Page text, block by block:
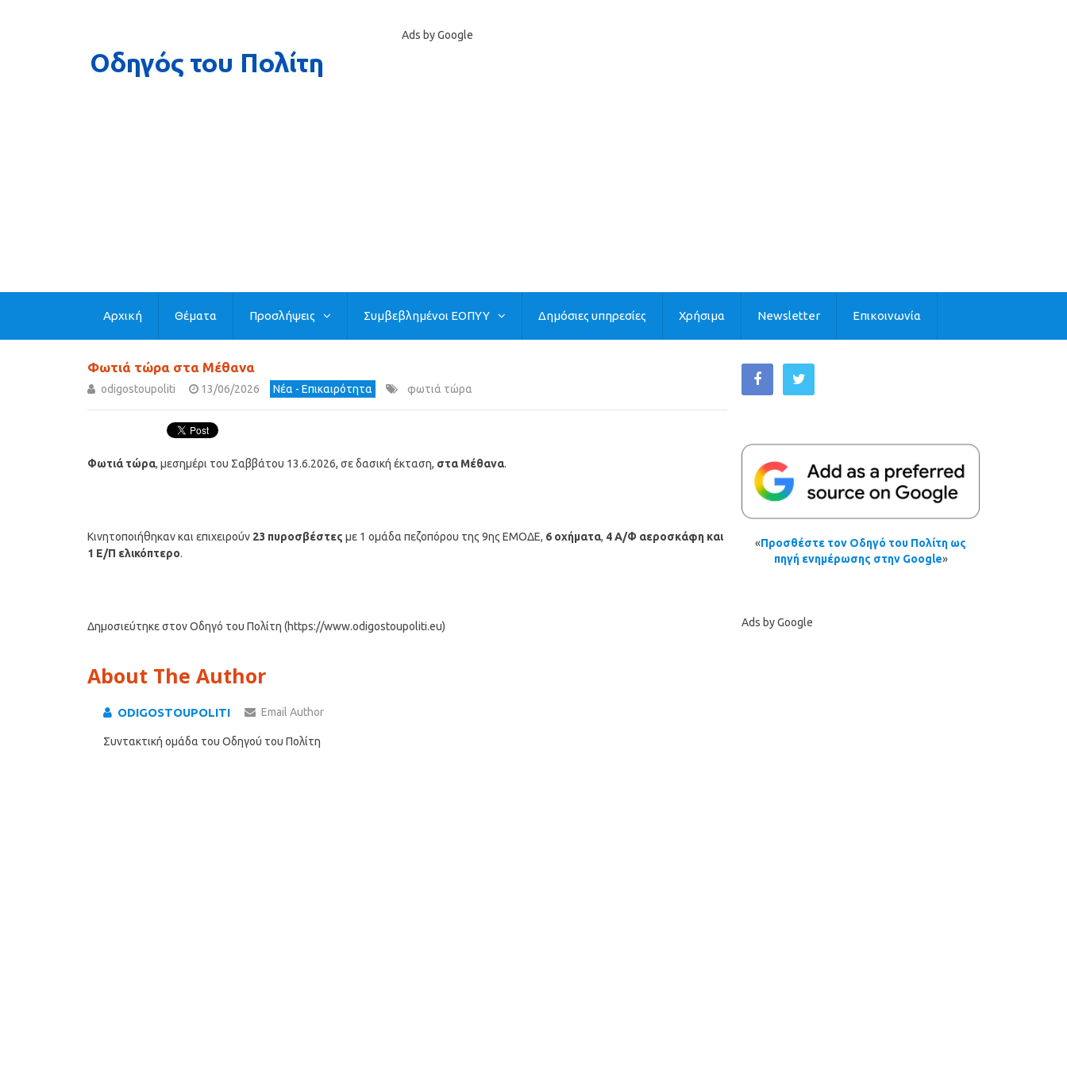
Ads by Google
Αρχική Θέματα Προσλήψεις Συμβεβλημένοι ΕΟΠΥΥ Δημόσιες υπηρεσίες Χρήσιμα Newsletter Επικοινωνία
Φωτιά τώρα στα Μέθανα
odigostoupoliti 13/06/2026 Νέα - Επικαιρότητα φωτιά τώρα
Φωτιά τώρα, μεσημέρι του Σαββάτου 13.6.2026, σε δασική έκταση, στα Μέθανα.
Κινητοποιήθηκαν και επιχειρούν 23 πυροσβέστες με 1 ομάδα πεζοπόρου της 9ης ΕΜΟΔΕ, 6 οχήματα, 4 Α/Φ αεροσκάφη και
1 Ε/Π ελικόπτερο.
Δημοσιεύτηκε στον Οδηγό του Πολίτη (https://www.odigostoupoliti.eu)
About The Author
ODIGOSTOUPOLITI Email Author
Συντακτική ομάδα του Οδηγού του Πολίτη
«Προσθέστε τον Οδηγό του Πολίτη ως
πηγή ενημέρωσης στην Google»
Ads by Google